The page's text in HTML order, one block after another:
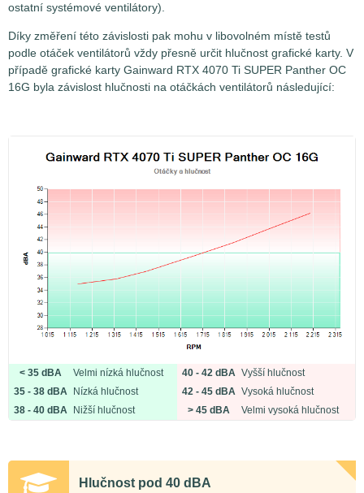
ostatní systémové ventilátory).
Díky změření této závislosti pak mohu v libovolném místě testů
podle otáček ventilátorů vždy přesně určit hlučnost grafické karty. V
případě grafické karty Gainward RTX 4070 Ti SUPER Panther OC
16G byla závislost hlučnosti na otáčkách ventilátorů následující:
< 35 dBA Velmi nízká hlučnost 40 - 42 dBA Vyšší hlučnost
35 - 38 dBA
Nízká hlučnost 42 - 45 dBA Vysoká hlučnost
38 - 40 dBA
Nižší hlučnost > 45 dBA Velmi vysoká hlučnost
Hlučnost pod 40 dBA